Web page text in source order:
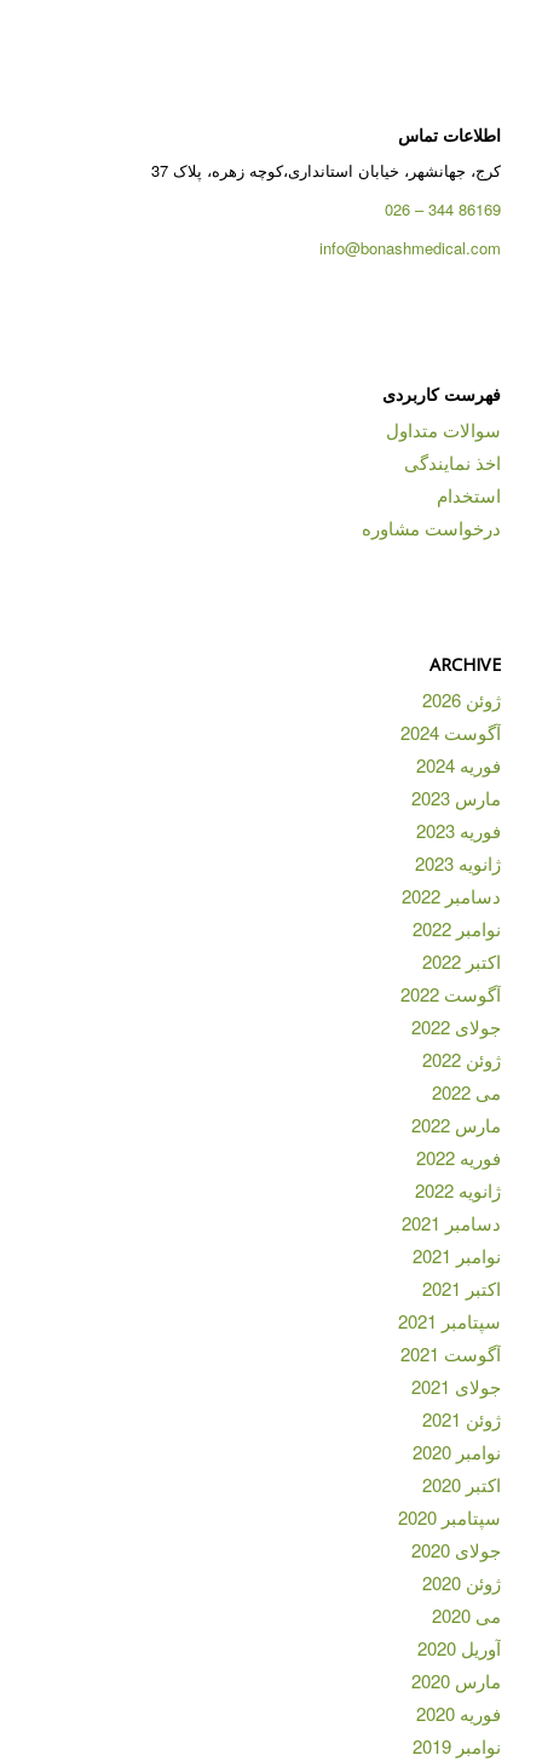
اطلاعات تماس
کرج، جهانشهر، خیابان استانداری،کوچه زهره، پلاک 37
86169 344 – 026
info@bonashmedical.com
فهرست کاربردی
سوالات متداول
اخذ نمایندگی
استخدام
درخواست مشاوره
ARCHIVE
ژوئن 2026
آگوست 2024
فوریه 2024
مارس 2023
فوریه 2023
ژانویه 2023
دسامبر 2022
نوامبر 2022
اکتبر 2022
آگوست 2022
جولای 2022
ژوئن 2022
می 2022
مارس 2022
فوریه 2022
ژانویه 2022
دسامبر 2021
نوامبر 2021
اکتبر 2021
سپتامبر 2021
آگوست 2021
جولای 2021
ژوئن 2021
نوامبر 2020
اکتبر 2020
سپتامبر 2020
جولای 2020
ژوئن 2020
می 2020
آوریل 2020
مارس 2020
فوریه 2020
نوامبر 2019